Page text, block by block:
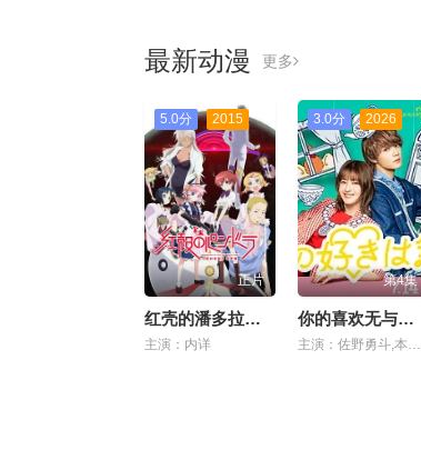
最新动漫 更多
5.0分 2015
正片
红壳的潘多拉剧场版
主演：内详
3.0分 2026
第4集
你的喜欢无与伦比
主演：佐野勇斗,本乡奏多,金田哲,松本若菜,高岛政伸,小野花梨,白石加代子,岛崎和歌子,藤井隆,白本彩奈,中村隼人